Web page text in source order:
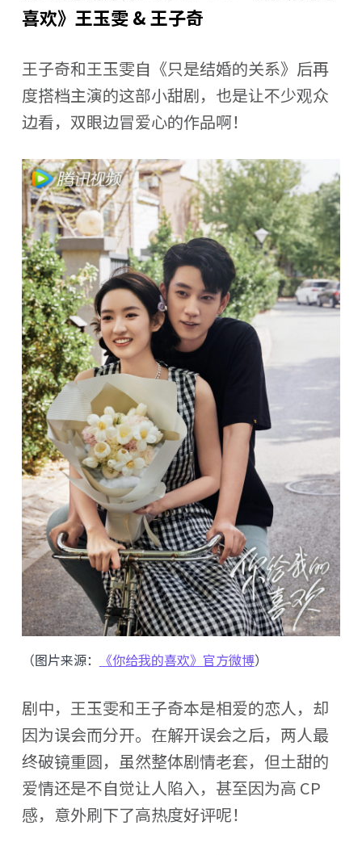
喜欢》王玉雯 & 王子奇
王子奇和王玉雯自《只是结婚的关系》后再
度搭档主演的这部小甜剧，也是让不少观众
边看，双眼边冒爱心的作品啊！
（图片来源： 《你给我的喜欢》官方微博）
剧中，王玉雯和王子奇本是相爱的恋人，却
因为误会而分开。在解开误会之后，两人最
终破镜重圆，虽然整体剧情老套，但土甜的
爱情还是不自觉让人陷入，甚至因为高 CP
感，意外刷下了高热度好评呢！